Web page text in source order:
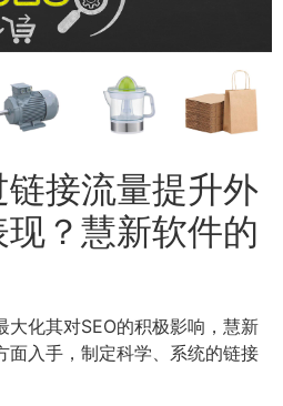
接流量提升外
？慧新软件的
大化其对SEO的积极影响，慧新
面入手，制定科学、系统的链接